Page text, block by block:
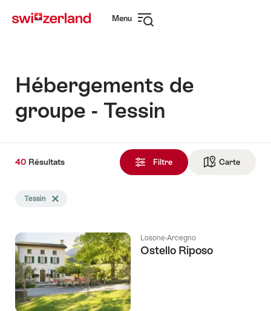
sur
rapide
Menu
Hébergements de
groupe - Tessin
Résultats
Filtre Carte
40 Résultats
recherche
filtrée
selon
tags
suivants
Tessin Effacer le tag Tessin
Losone-Arcegno
Ostello Riposo